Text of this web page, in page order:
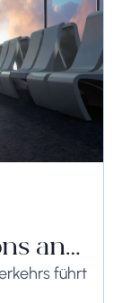
führt